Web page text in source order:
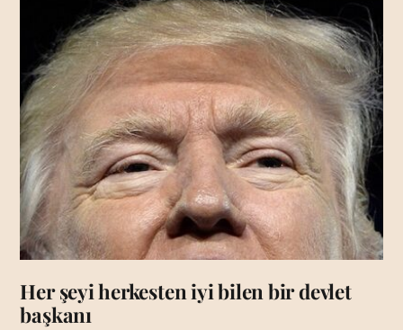
Her şeyi herkesten iyi bilen bir devlet
başkanı